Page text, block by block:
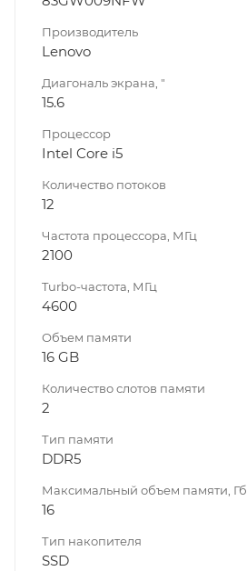
Производитель
Lenovo
Диагональ экрана, "
15.6
Процессор
Intel Core i5
Количество потоков
12
Частота процессора, МГц
2100
Turbo-частота, МГц
4600
Объем памяти
16 GB
Количество слотов памяти
2
Тип памяти
DDR5
Максимальный объем памяти, Гб
16
Тип накопителя
SSD